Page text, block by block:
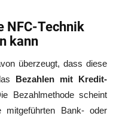
NFC-Technik
kann
überzeugt, dass diese
Bezahlen mit Kredit-
Bezahlmethode scheint
Bank- oder